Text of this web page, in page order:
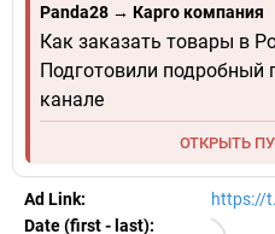
Panda28 → Карго компания
Как заказать товары в
Подготовили подробный
канале
ОТКРЫТЬ
Ad Link: https://
Date (first - last):